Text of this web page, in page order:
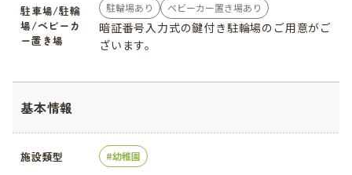
駐車場/駐輪
場/ベビーカ
ー置き場
駐輪場あり ベビーカー置き場あり
暗証番号入力式の鍵付き駐輪場のご用意がご
ざいます。
基本情報
施設類型 幼稚園